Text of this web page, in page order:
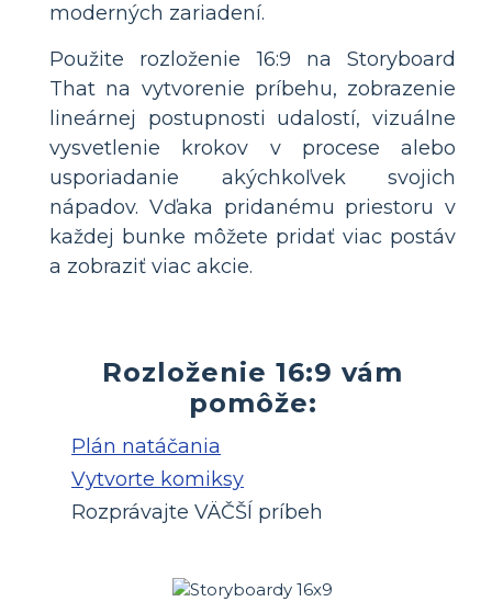
moderných zariadení.
Použite rozloženie 16:9 na Storyboard
That na vytvorenie príbehu, zobrazenie
lineárnej postupnosti udalostí, vizuálne
vysvetlenie krokov v procese alebo
usporiadanie akýchkoľvek svojich
nápadov. Vďaka pridanému priestoru v
každej bunke môžete pridať viac postáv
a zobraziť viac akcie.
Rozloženie 16:9 vám
pomôže:
Plán natáčania
Vytvorte komiksy
Rozprávajte VÄČŠÍ príbeh